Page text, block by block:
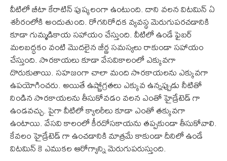
వీటిలో బీటా కేరాటిన్ పుష్కలంగా ఉంటుంది. దాని వలన విటమిన్ ఏ
శరీరంలోకి అందుతుంది. రోగనిరోధక వ్యవస్థ మెరుగుపరచడానికి
కూడా గుమ్మడికాయ సహాయం చేస్తుంది. వీటిలో ఉండే ఫైబర్
మలబద్ధకం వంటి మొదలైన జీర్ణ సమస్యలు రాకుండా సహాయం
చేస్తుంది. సొరకాయలు కూడా వేసవికాలంలో ఎక్కువగా
దొరుకుతాయి. సహజంగా చాలా మంది సొరకాయలను ఎక్కువగా
ఉపయోగించరు. అయితే ఉష్ణోగ్రతలు ఎక్కువ ఉన్నప్పుడు నీటితో
నిండిన సొరకాయలను తీసుకోవడం వలన ఎంతో హైడ్రేటెడ్ గా
ఉండవచ్చు. పైగా వీటిలో క్యాలరీలు కూడా ఎంతో తక్కువగా
ఉంటాయి. వేసవి కాలంలో కీరదోసకాయను తప్పకుండా తీసుకోవాలి.
కేవలం హైడ్రేటెడ్ గా ఉంచడానికి మాత్రమే కాకుండా దీనిలో ఉండే
విటమిన్ కె ఎముకల ఆరోగ్యాన్ని మెరుగుపరుస్తుంది.